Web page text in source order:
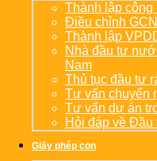
Thành lập
Điều chỉnh
Thành lập
Nhà đầu tư
Nam
Thủ tục đầu tư
Tư vấn chuyển
Tư vấn dự án
Hỏi đáp về Đầu
Giấy phép con